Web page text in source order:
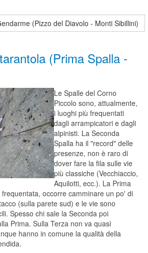
(Pizzo del Diavolo - Monti Sibillini)
(Prima Spalla -
Le Spalle del Corno
Piccolo sono, attualmente,
i luoghi più frequentati
dagli arrampicatori e dagli
alpinisti. La Seconda
Spalla ha il "record" delle
presenze, non è raro di
dover fare la fila sulle vie
più classiche (Vecchiaccio,
Aquilotti, ecc.). La Prima
occorre camminare un po' di
(sulla parete sud) e le vie sono
Spesso chi sale la Seconda poi
Prima. Sulla Terza non va quasi
hanno in comune la qualità della